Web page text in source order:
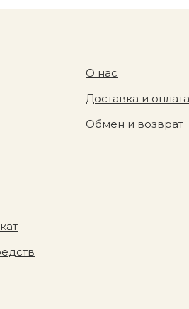
О нас
Доставка и оплата
Обмен и возврат